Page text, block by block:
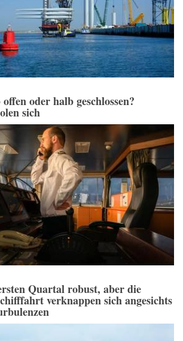
oder halb geschlossen?
sich
Quartal robust, aber die
verknappen sich angesichts